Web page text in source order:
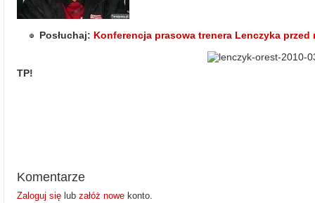
Posłuchaj: Konferencja prasowa trenera Lenczyka przed
TP!
Komentarze
Zaloguj się lub załóż nowe konto.